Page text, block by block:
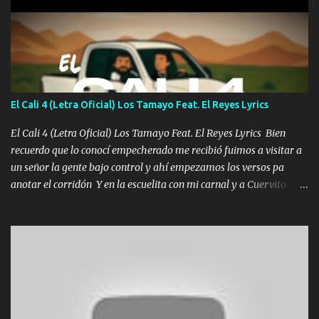
coronamos Se jala los marciales Y sus guitarras ya van sonando
Un gallardo me prendo Para agarrar el vuelo y la mente y
tranquilizando Tomense un buen trago Y así es como empezamos
los versos que voy cantando (Music) A vido alta y bajas La carreta
se atora Pero nunca le aflojamos Ya me han pasado cosas Y
aunque ustedes no sepan Pero la vida es muy corta Hay que
echarle chingazos Y seguir trabajando porque nada es...
El Cali 4 (Letra Oficial) Los Tamayo Feat. El Reyes Lyrics
El Cali 4 (Letra Oficial) Los Tamayo Feat. El Reyes Lyrics Bien
recuerdo que lo conocí empecherado me recibió fuimos a visitar a
un señor la gente bajo control y ahí empezamos los versos pa
anotar el corridón Y en la escuelita con mi carnal y a Cuervito
verde se le extraña pa que sepan Aquí Pura GENTE DE LA RANA 🐸